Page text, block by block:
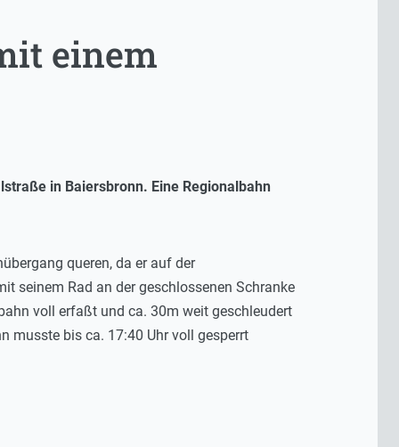
einem
in Baiersbronn. Eine Regionalbahn
queren, da er auf der
seinem Rad an der geschlossenen Schranke
voll erfaßt und ca. 30m weit geschleudert
musste bis ca. 17:40 Uhr voll gesperrt